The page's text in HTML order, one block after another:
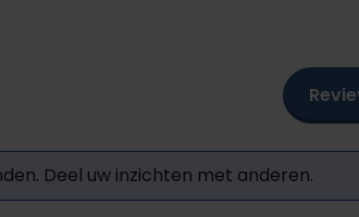
Deel uw inzichten met anderen.